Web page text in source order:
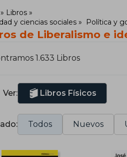
Libros
y ciencias sociales
Política y
de Liberalismo e
1.633 Libros
Ver: Libros Físicos
Todos Nuevos